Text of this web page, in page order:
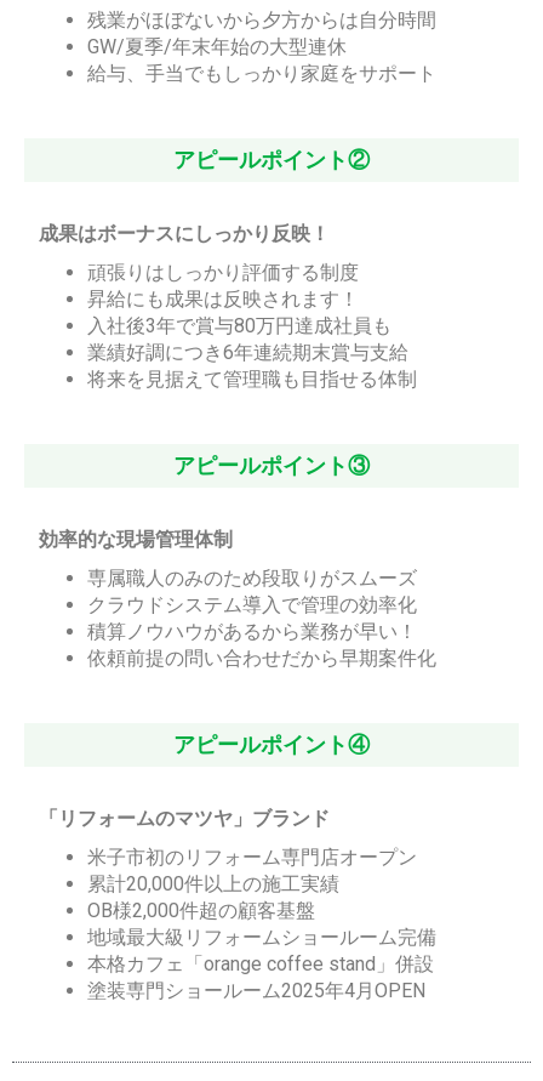
残業がほぼないから夕方からは自分時間
GW/夏季/年末年始の大型連休
給与、手当でもしっかり家庭をサポート
アピールポイント②
成果はボーナスにしっかり反映！
頑張りはしっかり評価する制度
昇給にも成果は反映されます！
入社後3年で賞与80万円達成社員も
業績好調につき6年連続期末賞与支給
将来を見据えて管理職も目指せる体制
アピールポイント③
効率的な現場管理体制
専属職人のみのため段取りがスムーズ
クラウドシステム導入で管理の効率化
積算ノウハウがあるから業務が早い！
依頼前提の問い合わせだから早期案件化
アピールポイント④
「リフォームのマツヤ」ブランド
米子市初のリフォーム専門店オープン
累計20,000件以上の施工実績
OB様2,000件超の顧客基盤
地域最大級リフォームショールーム完備
本格カフェ「orange coffee stand」併設
塗装専門ショールーム2025年4月OPEN